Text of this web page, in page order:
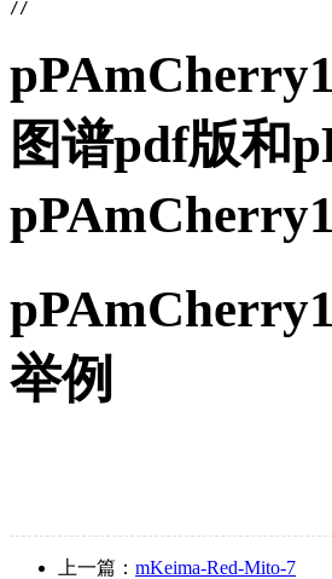
图谱pdf版和
举例
上一篇： mKeima-Red-Mito-7